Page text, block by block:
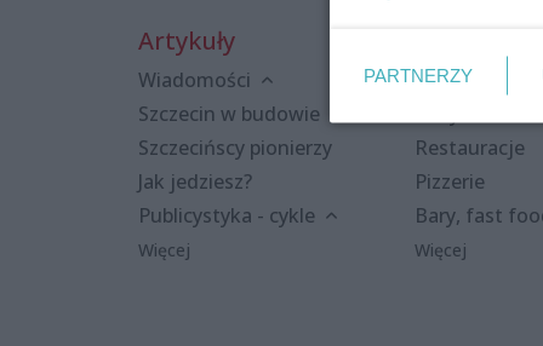
Artykuły
Wiadomości
Szczecin w budowie
Szczecińscy pionierzy
Jak jedziesz?
Publicystyka - cykle
Więcej
Kluby i
Restauracje
Pizzerie
Bary, fast
Więcej
PARTNERZY